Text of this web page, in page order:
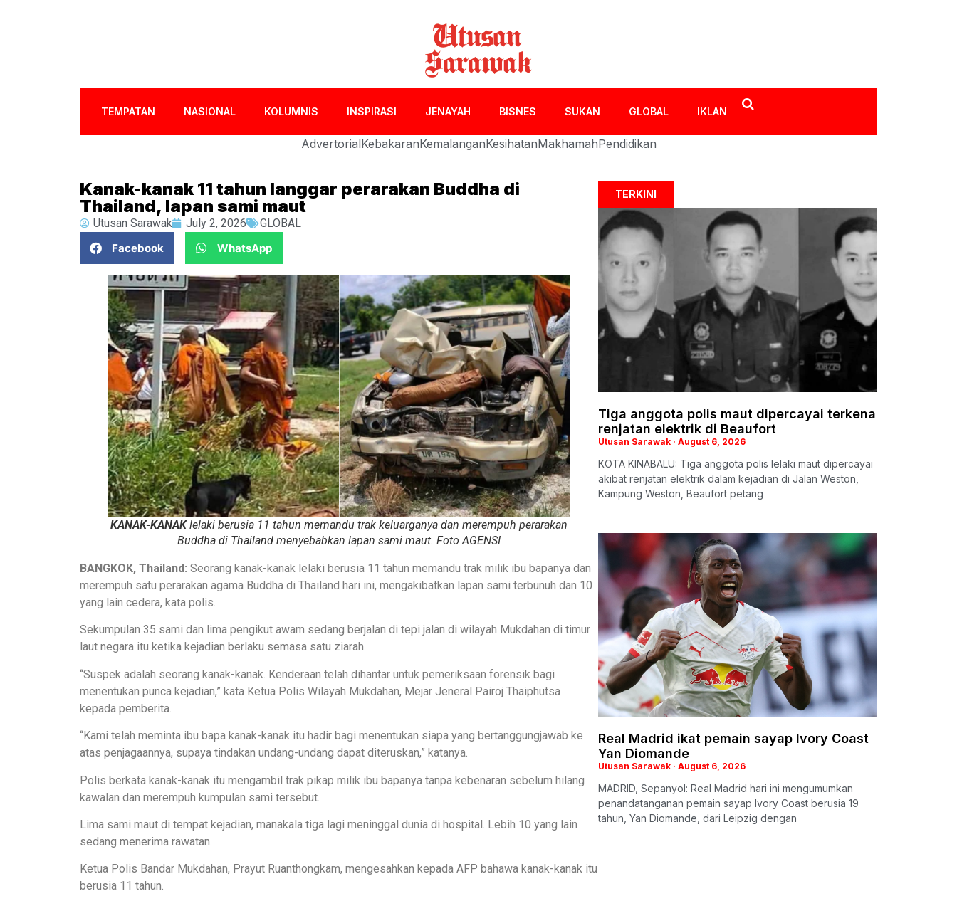
TEMPATAN NASIONAL KOLUMNIS INSPIRASI JENAYAH BISNES SUKAN GLOBAL IKLAN
AdvertorialKebakaranKemalanganKesihatanMakhamahPendidikan
Kanak-kanak 11 tahun langgar perarakan Buddha di
Thailand, lapan sami maut
Utusan Sarawak July 2, 2026
GLOBAL
Facebook
WhatsApp
KANAK-KANAKlelaki berusia 11 tahun memandu trak keluarganya dan merempuh perarakan
Buddha di Thailand menyebabkan lapan sami maut. Foto AGENSI
BANGKOK, Thailand: Seorang kanak-kanak lelaki berusia 11 tahun memandu trak milik ibu bapanya dan
merempuh satu perarakan agama Buddha di Thailand hari ini, mengakibatkan lapan sami terbunuh dan 10
yang lain cedera, kata polis.
Sekumpulan 35 sami dan lima pengikut awam sedang berjalan di tepi jalan di wilayah Mukdahan di timur
laut negara itu ketika kejadian berlaku semasa satu ziarah.
“Suspek adalah seorang kanak-kanak. Kenderaan telah dihantar untuk pemeriksaan forensik bagi
menentukan punca kejadian,” kata Ketua Polis Wilayah Mukdahan, Mejar Jeneral Pairoj Thaiphutsa
kepada pemberita.
“Kami telah meminta ibu bapa kanak-kanak itu hadir bagi menentukan siapa yang bertanggungjawab ke
atas penjagaannya, supaya tindakan undang-undang dapat diteruskan,” katanya.
Polis berkata kanak-kanak itu mengambil trak pikap milik ibu bapanya tanpa kebenaran sebelum hilang
kawalan dan merempuh kumpulan sami tersebut.
Lima sami maut di tempat kejadian, manakala tiga lagi meninggal dunia di hospital. Lebih 10 yang lain
sedang menerima rawatan.
Ketua Polis Bandar Mukdahan, Prayut Ruanthongkam, mengesahkan kepada AFP bahawa kanak-kanak itu
berusia 11 tahun.
TERKINI
Tiga anggota polis maut dipercayai terkena
renjatan elektrik di Beaufort
Utusan Sarawak August 6, 2026
KOTA KINABALU: Tiga anggota polis lelaki maut dipercayai
akibat renjatan elektrik dalam kejadian di Jalan Weston,
Kampung Weston, Beaufort petang
Real Madrid ikat pemain sayap Ivory Coast
Yan Diomande
Utusan Sarawak August 6, 2026
MADRID, Sepanyol: Real Madrid hari ini mengumumkan
penandatanganan pemain sayap Ivory Coast berusia 19
tahun, Yan Diomande, dari Leipzig dengan